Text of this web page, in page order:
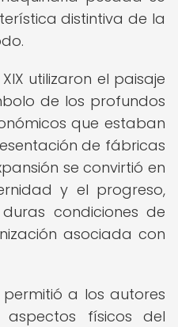
distintiva de la
utilizaron el paisaje
de los profundos
que estaban
de fábricas
se convirtió en
y el progreso,
condiciones de
asociada con
a los autores
físicos del